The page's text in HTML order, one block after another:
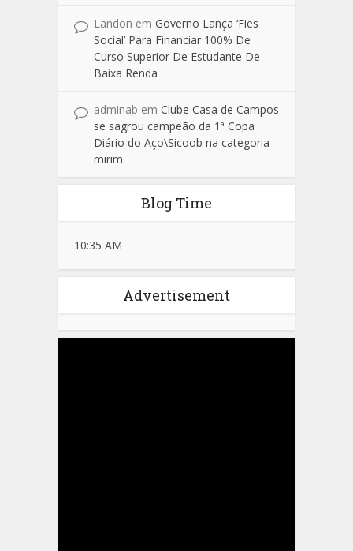
Landon em Governo Lança ‘Fies
Social’ Para Financiar 100% De
Curso Superior De Estudante De
Baixa Renda
adminab em Clube Casa de Campos
se sagrou campeão da 1ª Copa
Diário do Aço\Sicoob na categoria
mirim
Blog Time
10:35 AM
Advertisement